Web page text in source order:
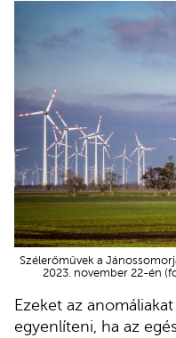
Szélerőművek a
2023. november 22-én
Ezeket az
egyenlíteni, ha az